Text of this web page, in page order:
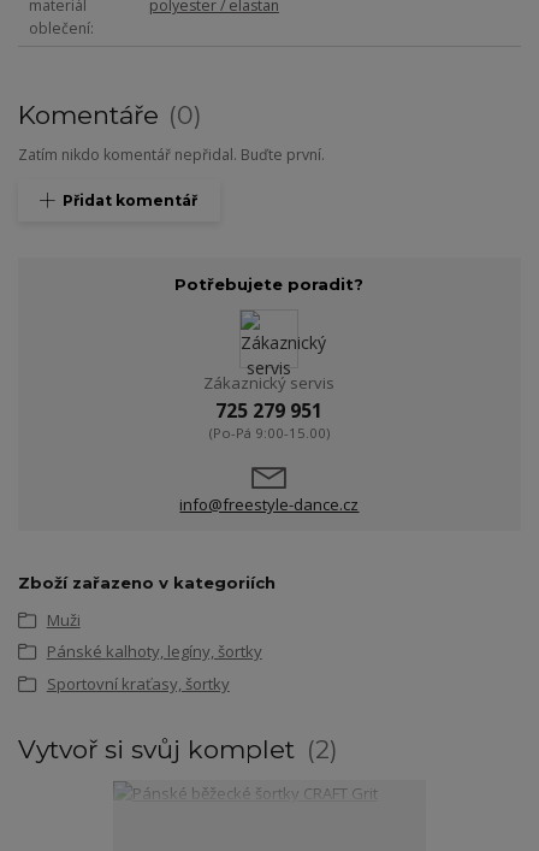
materiál
oblečení
polyester / elastan
Komentáře 0
Zatím nikdo komentář nepřidal. Buďte první.
Přidat komentář
Potřebujete poradit?
Zákaznický servis
725 279 951
(Po-Pá 9:00-15.00)
info@freestyle-dance.cz
Zboží zařazeno v kategoriích
Muži
Pánské kalhoty, legíny, šortky
Sportovní kraťasy, šortky
Vytvoř si svůj komplet 2